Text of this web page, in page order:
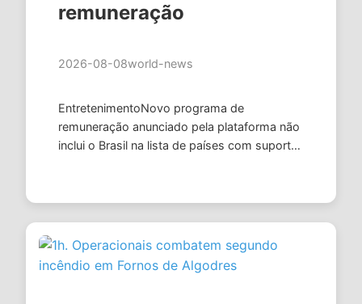
remuneração
2026-08-08world-news
EntretenimentoNovo programa de
remuneração anunciado pela plataforma não
inclui o Brasil na lista de países com suporte
…